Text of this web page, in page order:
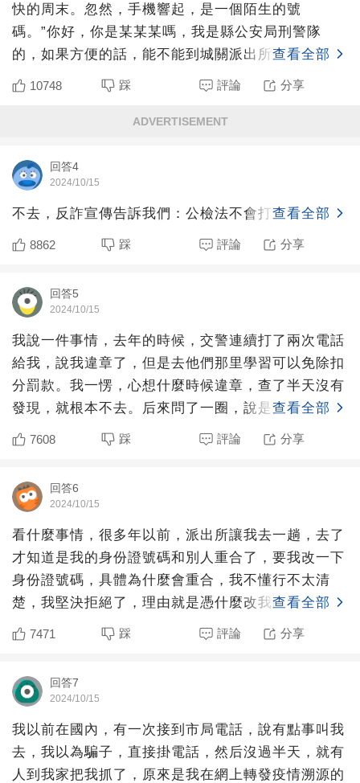
快的周末。忽然，手機響起，是一個陌生的號
碼。”你好，你是某某某嗎，我是縣公安局刑警隊
的，如果方便的話，能不能到城關派出所來一
趟。“一聽”公安局“三個字，我
查看全部
10748 踩 評論 分享
ADVERTISEMENT
回答4
2024/10/15
不去，反詐宣傳告訴我們：公檢法不會打電話辦案。
查看全部
8862 踩 評論 分享
回答5
2024/10/15
我說一件事情，去年的時候，交警連續打了兩次電話
給我，說我違章了，但是去他們那里學習可以免除扣
分罰款。我一愣，心想什麼時候違章，查了半天沒有
發現，就根本不去。后來問了一圈，說是交警為了完
成有人上門學習的
查看全部
7608 踩 評論 分享
回答6
2024/10/15
看什麼事情，很多年以前，派出所讓我去一趟，去了
才知道是我的身份證號碼和別人重合了，要我改一下
身份證號碼，具體為什麼會重合，我不懂行不太清
楚，我堅決拒絕了，理由就是憑什麼改我的不改對方
的？后來我找了個認
查看全部
7471 踩 評論 分享
回答7
2024/10/15
我以前在國內，有一次接到市局電話，說有點事叫我
去，我以為騙子，直接掛電話，然后沒過半天，就有
人到我家把我抓了，原來是我在網上轉發疫情溯源的